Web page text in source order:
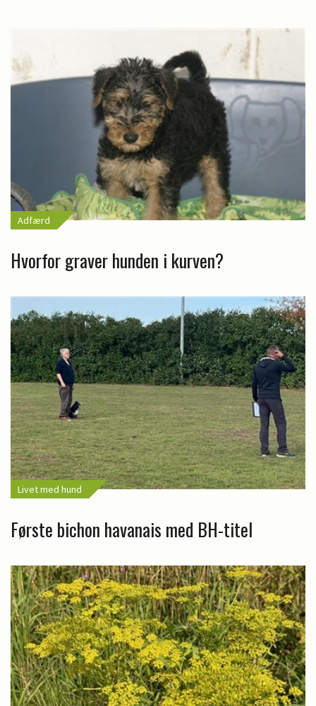
Adfærd
Hvorfor graver hunden i kurven?
Livet med hund
Første bichon havanais med BH-titel